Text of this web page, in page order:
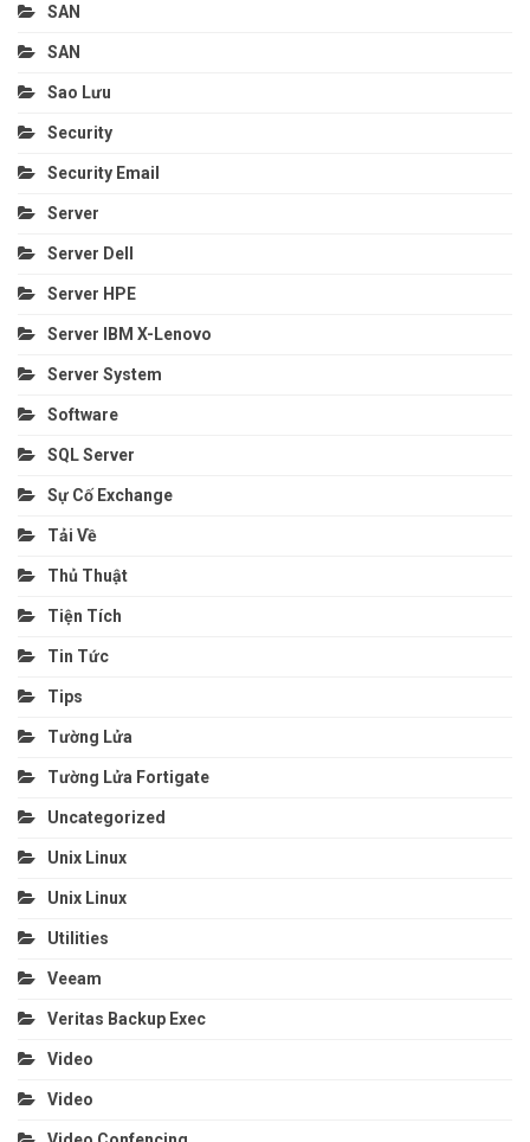
SAN
SAN
Sao Lưu
Security
Security Email
Server
Server Dell
Server HPE
Server IBM X-Lenovo
Server System
Software
SQL Server
Sự Cố Exchange
Tải Về
Thủ Thuật
Tiện Tích
Tin Tức
Tips
Tường Lửa
Tường Lửa Fortigate
Uncategorized
Unix Linux
Unix Linux
Utilities
Veeam
Veritas Backup Exec
Video
Video